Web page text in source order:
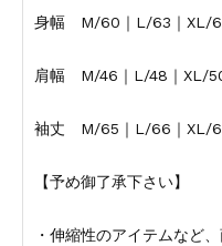
身幅 M/60｜L/63｜XL/
肩幅 M/46｜L/48｜XL/
袖丈 M/65｜L/66｜XL/
【予め御了承下さい】
・伸縮性のアイテムなど